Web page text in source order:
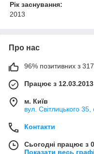
Рік заснування:
2013
Про нас
96% позитивних з 317
Працює з 12.03.2013
м. Київ
вул. Світлицького
Контакти
Сьогодні працює з
Показати весь